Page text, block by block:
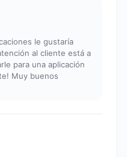
le gustaría
al cliente está a
para una aplicación
Muy buenos